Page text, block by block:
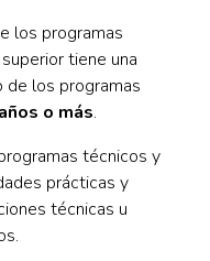
los programas
tiene una
de los programas
o más.
técnicos y
prácticas y
técnicas u